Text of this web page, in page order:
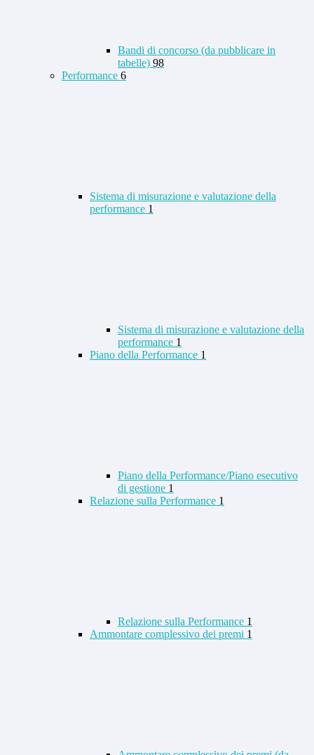
Bandi di concorso (da pubblicare in
tabelle) 98
Performance 6
Sistema di misurazione e valutazione della
performance 1
Sistema di misurazione e valutazione della
performance 1
Piano della Performance 1
Piano della Performance/Piano esecutivo
di gestione 1
Relazione sulla Performance 1
Relazione sulla Performance 1
Ammontare complessivo dei premi 1